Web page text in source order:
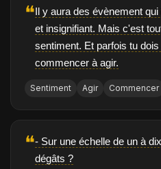
❝Il y aura des évènement
et insignifiant. Mais c'est
sentiment. Et parfois tu
commencer à agir.
Sentiment Agir Commencer
❝- Sur une échelle de un à
dégâts ?